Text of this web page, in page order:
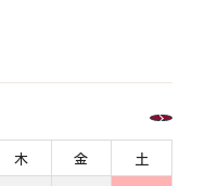
木 金
土